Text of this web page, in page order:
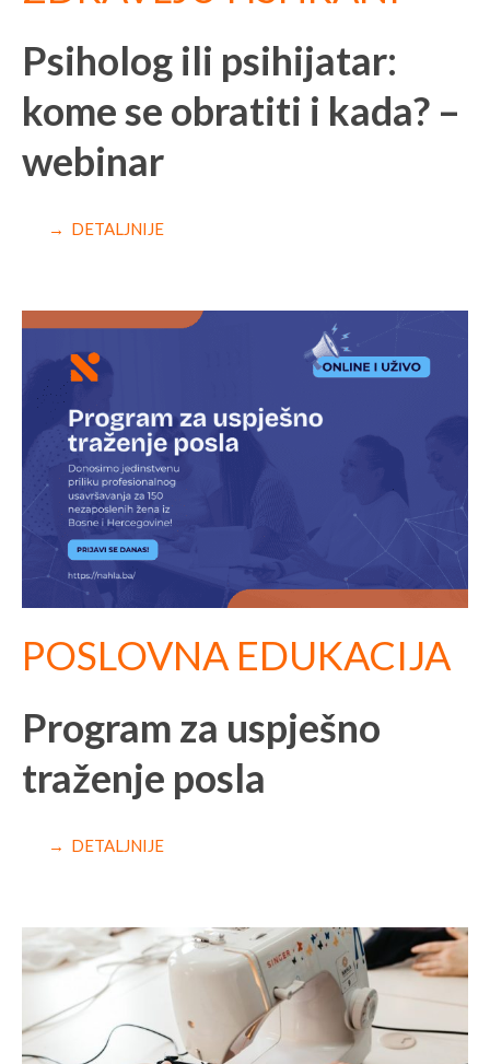
Psiholog ili psihijatar:
kome se obratiti i kada? –
webinar
→ DETALJNIJE
POSLOVNA EDUKACIJA
Program za uspješno
traženje posla
→ DETALJNIJE